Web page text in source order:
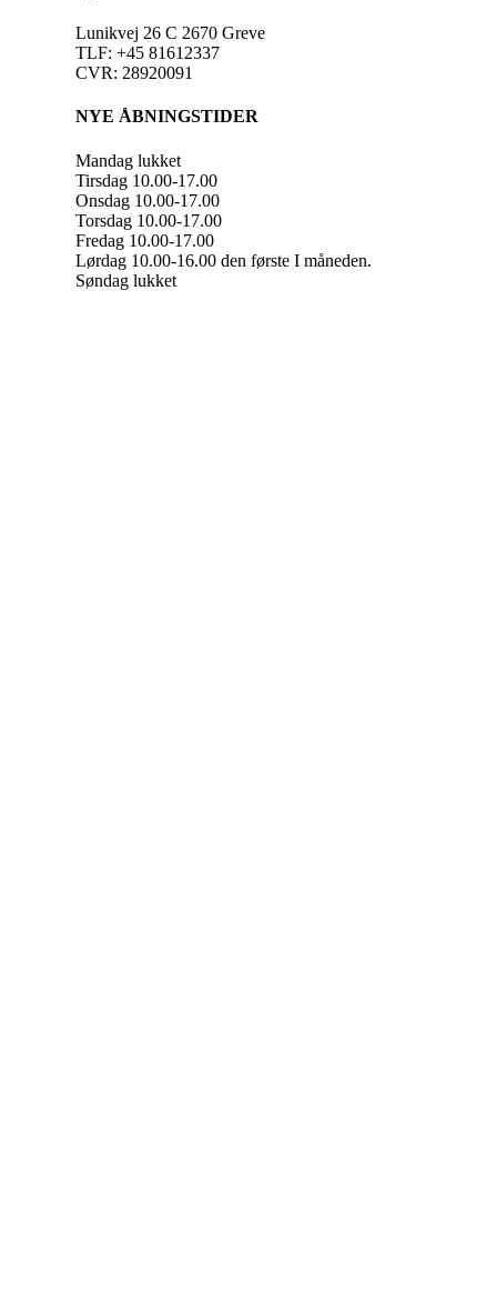
Lunikvej 26 C 2670 Greve
TLF: +45 81612337
CVR: 28920091
NYE ÅBNINGSTIDER
Mandag lukket
Tirsdag 10.00-17.00
Onsdag 10.00-17.00
Torsdag 10.00-17.00
Fredag 10.00-17.00
Lørdag 10.00-16.00 den første I måneden.
Søndag lukket